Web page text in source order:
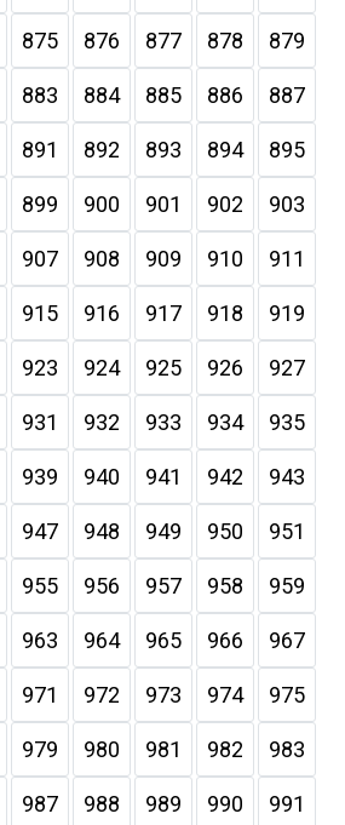
875 876 877 878 879
883 884 885 886 887
891 892 893 894 895
899 900 901 902 903
907 908 909 910 911
915 916 917 918 919
923 924 925 926 927
931 932 933 934 935
939 940 941 942 943
947 948 949 950 951
955 956 957 958 959
963 964 965 966 967
971 972 973 974 975
979 980 981 982 983
987 988 989 990 991